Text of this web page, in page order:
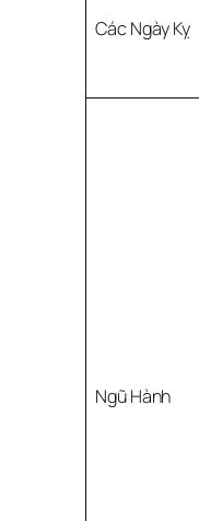
Các Ngày Kỵ
Ngũ Hành